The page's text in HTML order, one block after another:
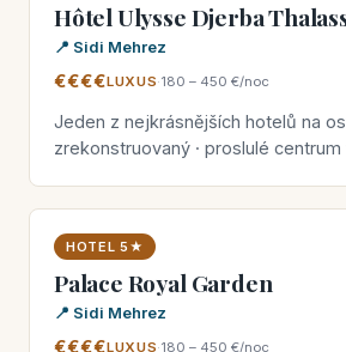
Hôtel Ulysse Djerba
📍 Sidi Mehrez
€€€€LUXUS·180 – 450 €/noc
Jeden z nejkrásnějších hotelů na
zrekonstruovaný · proslulé centrum
HOTEL 5★
Palace Royal Garden
📍 Sidi Mehrez
€€€€LUXUS·180 – 450 €/noc